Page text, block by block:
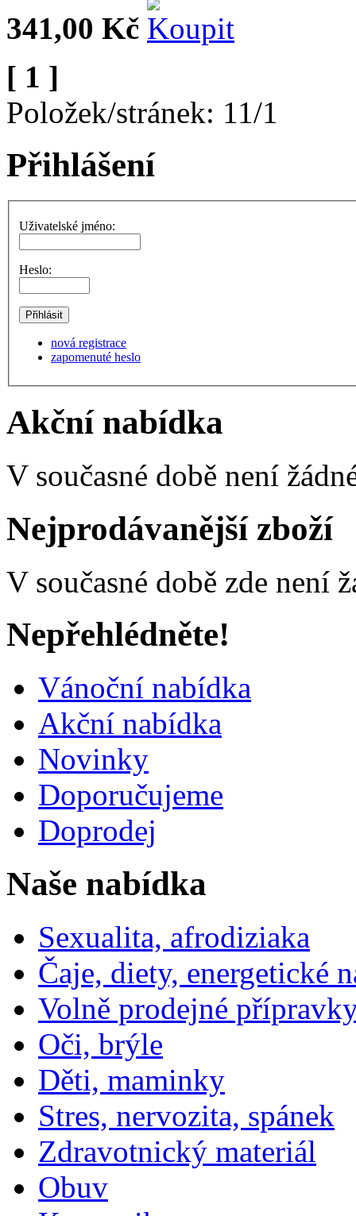
341,00 Kč
[ 1 ]
Položek/stránek: 11/1
Přihlášení
Uživatelské jméno:
Heslo:
nová registrace
zapomenuté heslo
Akční nabídka
V současné době není
Nejprodávanější zboží
V současné době zde není
Nepřehlédněte!
Vánoční nabídka
Akční nabídka
Novinky
Doporučujeme
Doprodej
Naše nabídka
Sexualita, afrodiziaka
Čaje, diety, energetické
Volně prodejné
Oči, brýle
Děti, maminky
Stres, nervozita, spánek
Zdravotnický materiál
Obuv